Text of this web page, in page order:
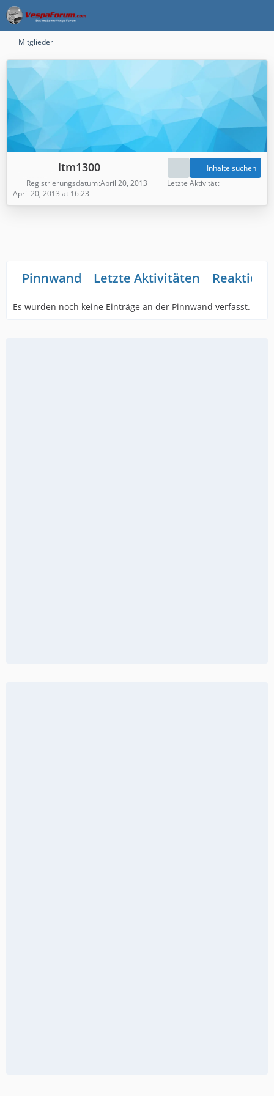
Mitglieder
ltm1300
Inhalte suchen
Registrierungsdatum April 20, 2013
Letzte Aktivität
April 20, 2013 at 16:23
Pinnwand Letzte Aktivitäten
Es wurden noch keine Einträge an der Pinnwand verfasst.